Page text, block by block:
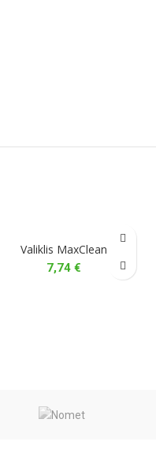
Valiklis MaxClean
7,74 €